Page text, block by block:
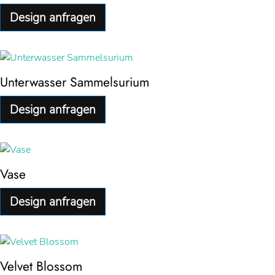
Design anfragen
Unterwasser Sammelsurium
Design anfragen
Vase
Design anfragen
Velvet Blossom